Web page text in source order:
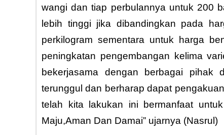
wangi dan tiap perbulannya untuk
lebih tinggi jika dibandingkan pada
perkilogram sementara untuk harga
peningkatan pengembangan kelima
bekerjasama dengan berbagai pihak
terunggul dan berharap dapat
telah kita lakukan ini bermanfaat
Maju,Aman Dan Damai” ujarnya (Nasrul)